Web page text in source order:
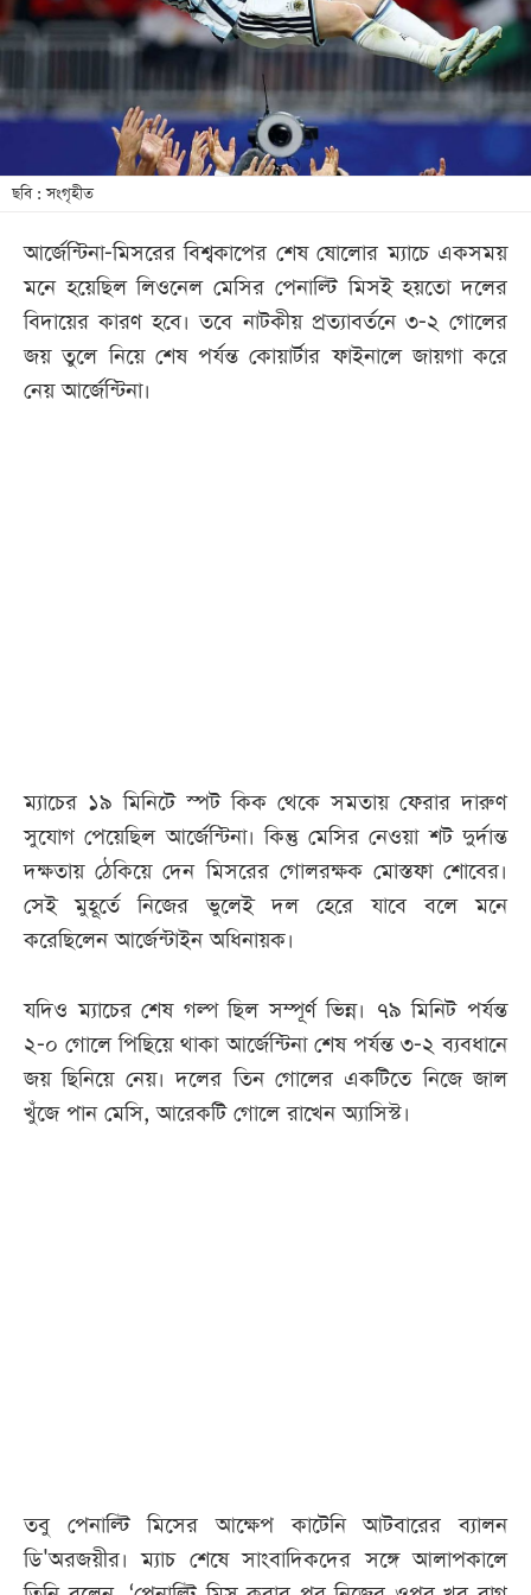
খেলা
লাইফ
শিক্ষা
বিভাগ
ছবি : সংগৃহীত
আর্জেন্টিনা-মিসরের বিশ্বকাপের শেষ ষোলোর ম্যাচে একসময়
মনে হয়েছিল লিওনেল মেসির পেনাল্টি মিসই হয়তো দলের
বিদায়ের কারণ হবে। তবে নাটকীয় প্রত্যাবর্তনে ৩-২ গোলের
জয় তুলে নিয়ে শেষ পর্যন্ত কোয়ার্টার ফাইনালে জায়গা করে
নেয় আর্জেন্টিনা।
ম্যাচের ১৯ মিনিটে স্পট কিক থেকে সমতায় ফেরার দারুণ
সুযোগ পেয়েছিল আর্জেন্টিনা। কিন্তু মেসির নেওয়া শট দুর্দান্ত
দক্ষতায় ঠেকিয়ে দেন মিসরের গোলরক্ষক মোস্তফা শোবের।
সেই মুহূর্তে নিজের ভুলেই দল হেরে যাবে বলে মনে
করেছিলেন আর্জেন্টাইন অধিনায়ক।
যদিও ম্যাচের শেষ গল্প ছিল সম্পূর্ণ ভিন্ন। ৭৯ মিনিট পর্যন্ত
২-০ গোলে পিছিয়ে থাকা আর্জেন্টিনা শেষ পর্যন্ত ৩-২ ব্যবধানে
জয় ছিনিয়ে নেয়। দলের তিন গোলের একটিতে নিজে জাল
খুঁজে পান মেসি, আরেকটি গোলে রাখেন অ্যাসিস্ট।
তবু পেনাল্টি মিসের আক্ষেপ কাটেনি আটবারের ব্যালন
ডি'অরজয়ীর। ম্যাচ শেষে সাংবাদিকদের সঙ্গে আলাপকালে